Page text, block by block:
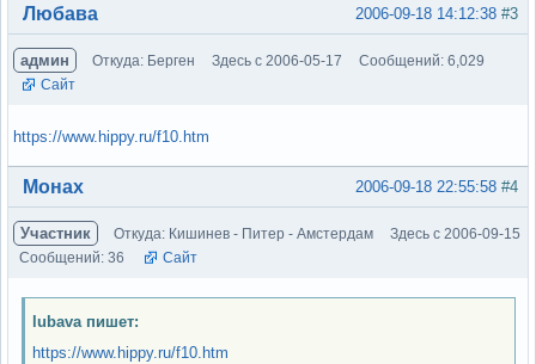
Вне форума #3
2006-09-18 14:12:38
Любава
админ Откуда: Берген Здесь с 2006-05-17
Сообщений: 6,029
Сайт
https://www.hippy.ru/f10.htm
Вне форума #4
2006-09-18 22:55:58
Монах
Участник Откуда: Кишинев - Питер - Амстердам
Здесь с 2006-09-15
Сообщений: 36
Сайт
lubava пишет:
https://www.hippy.ru/f10.htm